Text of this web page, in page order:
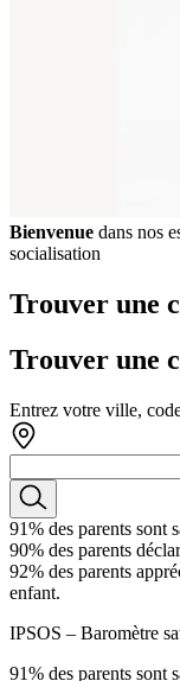
Bienvenue dans nos
socialisation
Trouver une
Trouver une
Entrez votre ville,
91% des parents sont
90% des parents
92% des parents
enfant.
IPSOS – Baromètre
91% des parents sont